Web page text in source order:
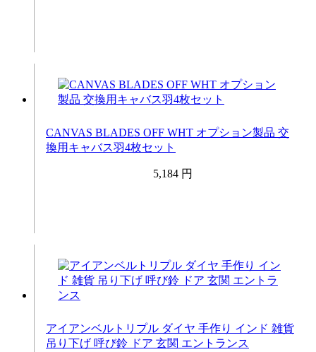
CANVAS BLADES OFF WHT オプション製品 交
換用キャバス羽4枚セット
5,184 円
アイアンベルトリプル ダイヤ 手作り インド 雑貨
吊り下げ 呼び鈴 ドア 玄関 エントランス